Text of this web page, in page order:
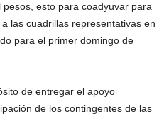
esto para coadyuvar para
las cuadrillas representativas en
para el primer domingo de
de entregar el apoyo
de los contingentes de las